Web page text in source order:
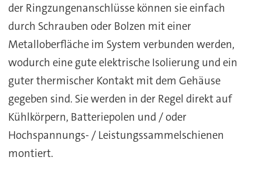
der Ringzungenanschlüsse können sie einfach
durch Schrauben oder Bolzen mit einer
Metalloberfläche im System verbunden werden,
wodurch eine gute elektrische Isolierung und ein
guter thermischer Kontakt mit dem Gehäuse
gegeben sind. Sie werden in der Regel direkt auf
Kühlkörpern, Batteriepolen und / oder
Hochspannungs- / Leistungssammelschienen
montiert.